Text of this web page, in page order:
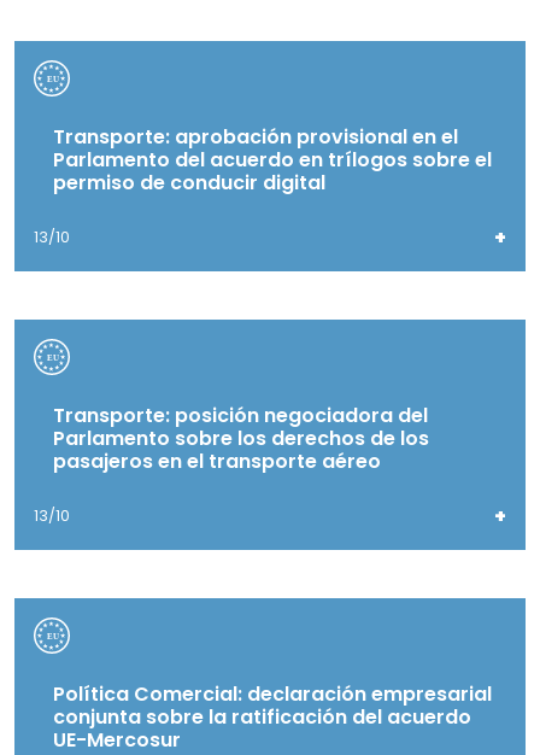
Transporte: aprobación provisional en el
Parlamento del acuerdo en trílogos sobre el
permiso de conducir digital
13/10 +
Transporte: posición negociadora del
Parlamento sobre los derechos de los
pasajeros en el transporte aéreo
13/10 +
Política Comercial: declaración empresarial
conjunta sobre la ratificación del acuerdo
UE-Mercosur